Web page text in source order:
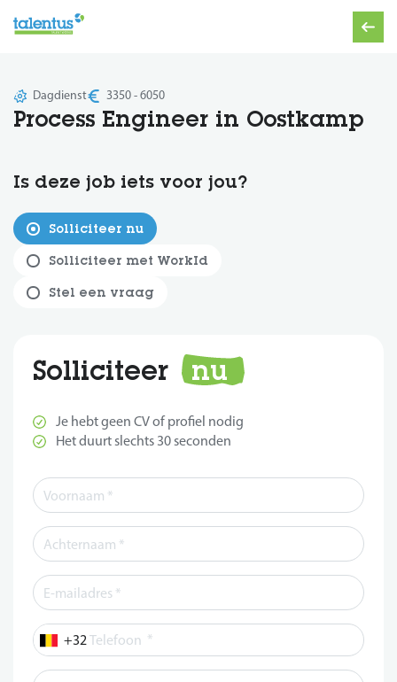
Process Engineer in Oostkamp
Dagdienst 3350 - 6050
Is deze job iets voor jou?
Solliciteer nu
Solliciteer met WorkId
Stel een vraag
Solliciteer nu
Je hebt geen CV of profiel nodig
Het duurt slechts 30 seconden
Telefoon *